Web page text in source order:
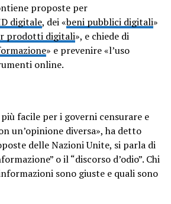
proposte per
digitale, dei «beni pubblici digitali»
prodotti digitali», e chiede di
» e prevenire «l’uso
online.
facile per i governi censurare e
un’opinione diversa», ha detto
delle Nazioni Unite, si parla di
o il “discorso d’odio”. Chi
sono giuste e quali sono